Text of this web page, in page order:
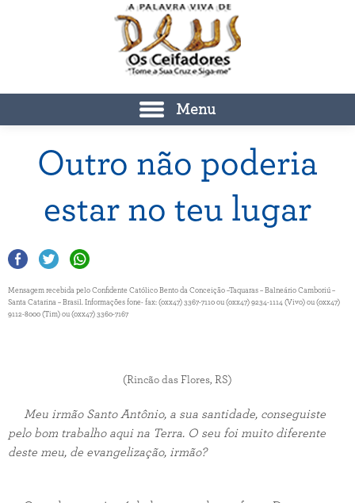
Menu
Outro não poderia
estar no teu lugar
Mensagem recebida pelo Confidente Católico Bento da Conceição –Taquaras – Balneário Camboriú –
Santa Catarina – Brasil. Informações fone- fax: (0xx47) 3367-7110 ou (0xx47) 9234-1114 (Vivo) ou (0xx47)
9112-8000 (Tim) ou (0xx47) 3360-7167
(Rincão das Flores, RS)
Meu irmão Santo Antônio, a sua santidade, conseguiste
pelo bom trabalho aqui na Terra. O seu foi muito diferente
deste meu, de evangelização, irmão?